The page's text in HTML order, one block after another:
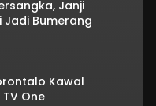
Janji
Jadi Bumerang
Kawal
One